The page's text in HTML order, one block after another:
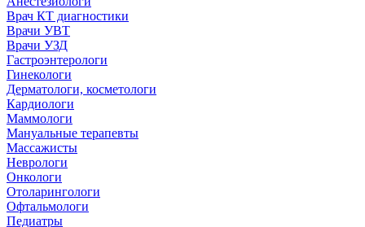
Врач КТ диагностики
Врачи УВТ
Врачи УЗД
Гастроэнтерологи
Гинекологи
Дерматологи, косметологи
Кардиологи
Маммологи
Мануальные терапевты
Массажисты
Неврологи
Онкологи
Отоларингологи
Офтальмологи
Педиатры